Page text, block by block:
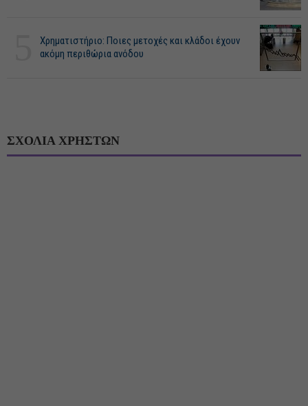
Χρηματιστήριο: Ποιες μετοχές και κλάδοι έχουν
ακόμη περιθώρια ανόδου
ΣΧΟΛΙΑ ΧΡΗΣΤΩΝ